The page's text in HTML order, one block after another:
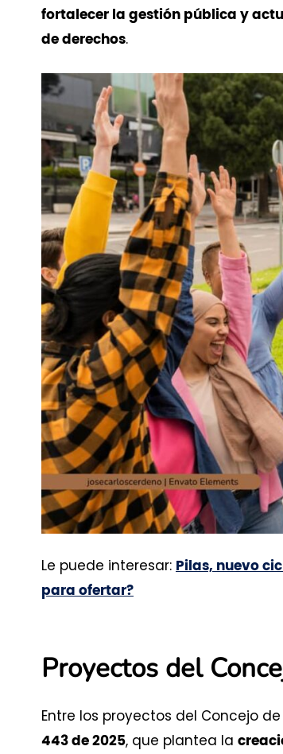
fortalecer la gestión pública y
de derechos.
Le puede interesar: Pilas, nuevo
para ofertar?
Proyectos del
Entre los proyectos del Concejo
443 de 2025, que plantea la